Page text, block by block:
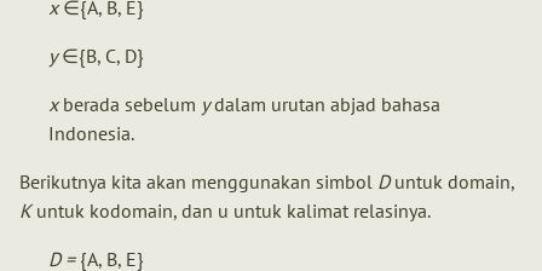
x∈{A, B, E}
y∈{B, C, D}
xberada sebelum ydalam urutan abjad bahasa
Indonesia.
Berikutnya kita akan menggunakan simbol Duntuk domain,
Kuntuk kodomain, dan u untuk kalimat relasinya.
D ={A, B, E}